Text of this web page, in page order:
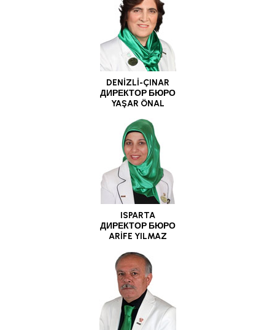
DENİZLİ-ÇINAR
ДИРЕКТОР БЮРО
YAŞAR ÖNAL
ISPARTA
ДИРЕКТОР БЮРО
ARİFE YILMAZ